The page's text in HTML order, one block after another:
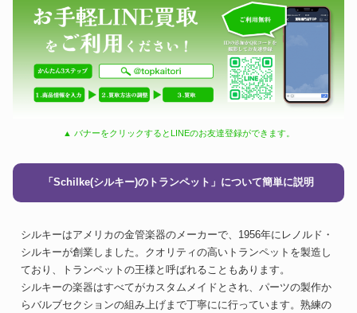
▲ バナーをクリックするとLINEのお友達登録ができます。
「Schilke(シルキー)のトランペット」について簡単に説明
シルキーはアメリカの金管楽器のメーカーで、1956年にレノルド・
シルキーが創業しました。クオリティの高いトランペットを製造し
ており、トランペットの王様と呼ばれることもあります。
シルキーの楽器はすべてがカスタムメイドとされ、パーツの製作か
らバルブセクションの組み上げまで丁寧にに行っています。熟練の